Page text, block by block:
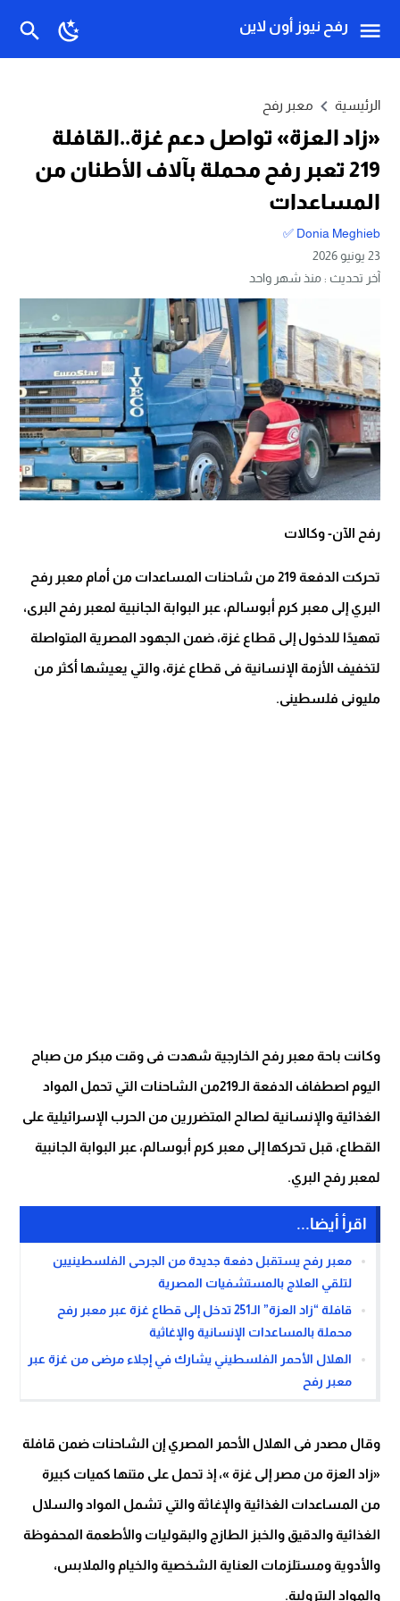
رفح نيوز أون لاين
الرئيسية معبر رفح
«زاد العزة» تواصل دعم غزة..القافلة
219 تعبر رفح محملة بآلاف الأطنان من
المساعدات
Donia Meghieb ✅
23 يونيو 2026
آخر تحديث :منذ شهر واحد
رفح الآن- وكالات
تحركت الدفعة 219 من شاحنات المساعدات من أمام معبر رفح
البري إلى معبر كرم أبوسالم، عبر البوابة الجانبية لمعبر رفح البرى،
تمهيدًا للدخول إلى قطاع غزة، ضمن الجهود المصرية المتواصلة
لتخفيف الأزمة الإنسانية فى قطاع غزة، والتي يعيشها أكثر من
مليونى فلسطينى.
وكانت باحة معبر رفح الخارجية شهدت فى وقت مبكر من صباح
اليوم اصطفاف الدفعة الـ219من الشاحنات التي تحمل المواد
الغذائية والإنسانية لصالح المتضررين من الحرب الإسرائيلية على
القطاع، قبل تحركها إلى معبر كرم أبوسالم، عبر البوابة الجانبية
لمعبر رفح البري.
اقرأ أيضا...
معبر رفح يستقبل دفعة جديدة من الجرحى الفلسطينيين
لتلقي العلاج بالمستشفيات المصرية
قافلة “زاد العزة” الـ251 تدخل إلى قطاع غزة عبر معبر رفح
محملة بالمساعدات الإنسانية والإغاثية
الهلال الأحمر الفلسطيني يشارك في إجلاء مرضى من غزة عبر
معبر رفح
وقال مصدر فى الهلال الأحمر المصري إن الشاحنات ضمن قافلة
«زاد العزة من مصر إلى غزة »، إذ تحمل على متنها كميات كبيرة
من المساعدات الغذائية والإغاثة والتي تشمل المواد والسلال
الغذائية والدقيق والخبز الطازج والبقوليات والأطعمة المحفوظة
والأدوية ومستلزمات العناية الشخصية والخيام والملابس،
والمواد البترولية.